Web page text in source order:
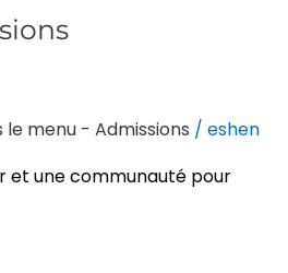
menu - Admissions / eshen
et une communauté pour